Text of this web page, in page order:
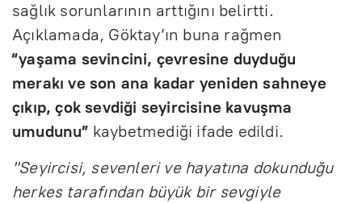
sağlık sorunlarının arttığını belirtti.
Açıklamada, Göktay’ın buna rağmen
“yaşama sevincini, çevresine duyduğu
merakı ve son ana kadar yeniden sahneye
çıkıp, çok sevdiği seyircisine kavuşma
umudunu” kaybetmediği ifade edildi.
"Seyircisi, sevenleri ve hayatına dokunduğu
herkes tarafından büyük bir sevgiyle